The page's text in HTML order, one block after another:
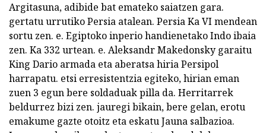
Argitasuna, adibide bat emateko saiatzen gara.
gertatu urrutiko Persia atalean. Persia Ka VI mendean
sortu zen. e. Egiptoko inperio handienetako Indo ibaia
zen. Ka 332 urtean. e. Aleksandr Makedonsky garaitu
King Dario armada eta aberatsa hiria Persipol
harrapatu. etsi erresistentzia egiteko, hirian eman
zuen 3 egun bere soldaduak pilla da. Herritarrek
beldurrez bizi zen. jauregi bikain, bere gelan, erotu
emakume gazte otoitz eta eskatu Jauna salbazioa.